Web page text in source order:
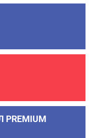
PREMIUM